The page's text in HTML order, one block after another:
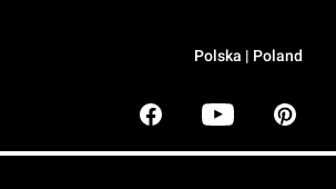
Polska | Poland